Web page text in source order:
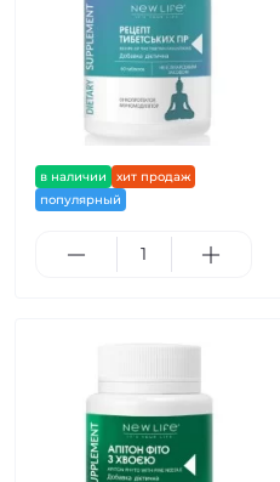
в наличии
хит продаж
популярный